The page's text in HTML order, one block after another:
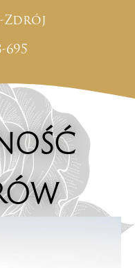
Zdrój
695